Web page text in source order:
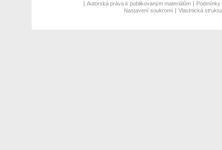
Autorská práva k publikovaným materiálům
Nastavení soukromí
Vlastnická